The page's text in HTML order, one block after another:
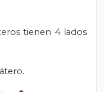
tienen 4 lados